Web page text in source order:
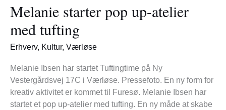
Melanie starter pop up-atelier
med tufting
Erhverv, Kultur, Værløse
Melanie Ibsen har startet Tuftingtime på Ny
Vestergårdsvej 17C i Værløse. Pressefoto. En ny form for
kreativ aktivitet er kommet til Furesø. Melanie Ibsen har
startet et pop up-atelier med tufting. En ny måde at skabe
pop
up-
atelier
med